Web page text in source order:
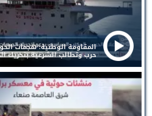
المقاومة الوطنية: هجمات
حرب وتطالب الشرعية بتحريك